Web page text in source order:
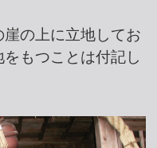
の上に立地してお
もつことは付記し